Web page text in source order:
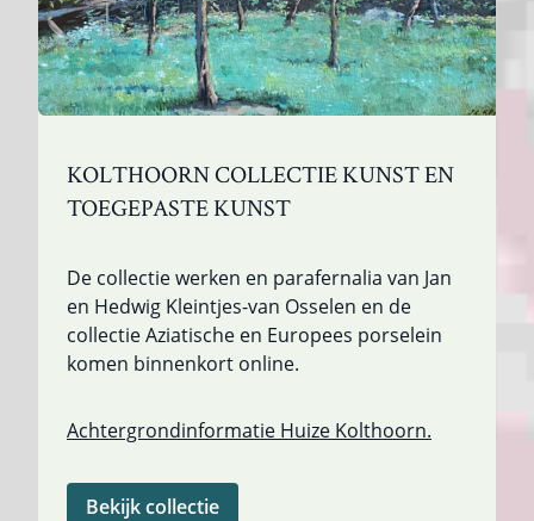
KOLTHOORN COLLECTIE KUNST EN
TOEGEPASTE KUNST
De collectie werken en parafernalia van Jan
en Hedwig Kleintjes-van Osselen en de
collectie Aziatische en Europees porselein
komen binnenkort online.
Achtergrondinformatie Huize Kolthoorn.
Bekijk collectie